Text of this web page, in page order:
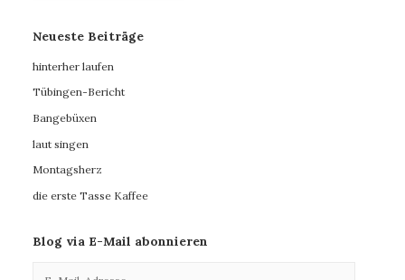
Neueste Beiträge
hinterher laufen
Tübingen-Bericht
Bangebüxen
laut singen
Montagsherz
die erste Tasse Kaffee
Blog via E-Mail abonnieren